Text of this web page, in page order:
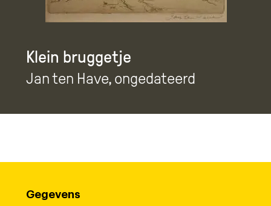
Klein bruggetje
Jan ten Have, ongedateerd
Gegevens